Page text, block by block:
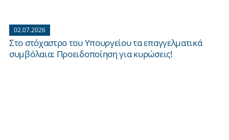
02.07.2026
Στο στόχαστρο του Υπουργείου τα επαγγελματικά
συμβόλαια: Προειδοποίηση για κυρώσεις!